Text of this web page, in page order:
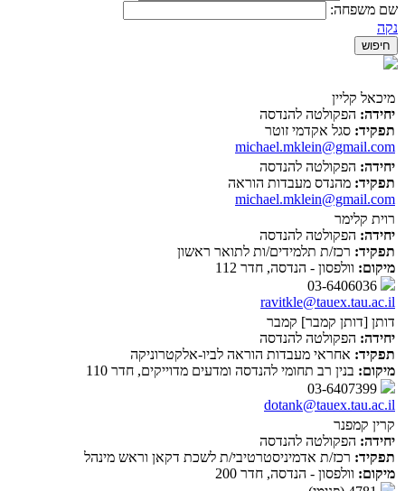
שם משפחה:
נקה
מיכאל קליין
יחידה: הפקולטה להנדסה
תפקיד: סגל אקדמי זוטר
michael.mklein@gmail.com
יחידה: הפקולטה להנדסה
תפקיד: מהנדס מעבדות הוראה
michael.mklein@gmail.com
רוית קלימר
יחידה: הפקולטה להנדסה
תפקיד: רכז/ת תלמידים/ות לתואר ראשון
מיקום: וולפסון - הנדסה, חדר 112
ravitkle@tauex.tau.ac.il
דותן [דותן קמבר] קמבר
יחידה: הפקולטה להנדסה
תפקיד: אחראי מעבדות הוראה לביו-אלקטרוניקה
מיקום: בנין רב תחומי להנדסה ומדעים מדוייקים, חדר 110
dotank@tauex.tau.ac.il
קרין קמפנר
יחידה: הפקולטה להנדסה
תפקיד: רכז/ת אדמיניסטרטיבי/ת לשכת דקאן וראש מינהל
מיקום: וולפסון - הנדסה, חדר 200